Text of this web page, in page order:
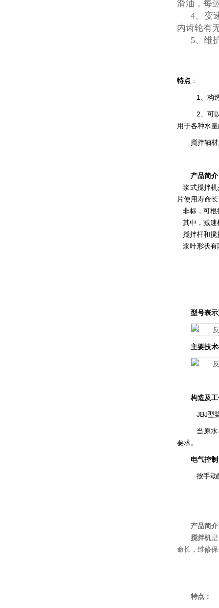
滑油，每
4、变
内齿轮有
5、维
特点 ：
1、构
2、可
用于各种水
搅拌轴
产品简
浆式搅拌机
片使用寿命
非标，可根
其中，减速
搅拌杆和搅
浆叶形状有
型号表
主要技
构造及
JBJ型
当原水
要求。
电气控制
按手动
产品简
搅拌机
命长，维修
特点：